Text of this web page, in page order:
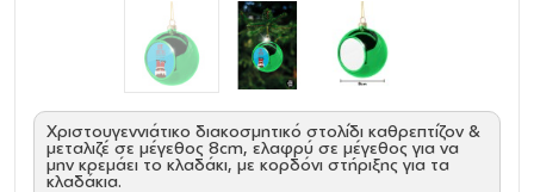
Χριστουγεννιάτικο διακοσμητικό στολίδι καθρεπτίζον &
μεταλιζέ σε μέγεθος 8cm, ελαφρύ σε μέγεθος για να
μην κρεμάει το κλαδάκι, με κορδόνι στήριξης για τα
κλαδάκια.